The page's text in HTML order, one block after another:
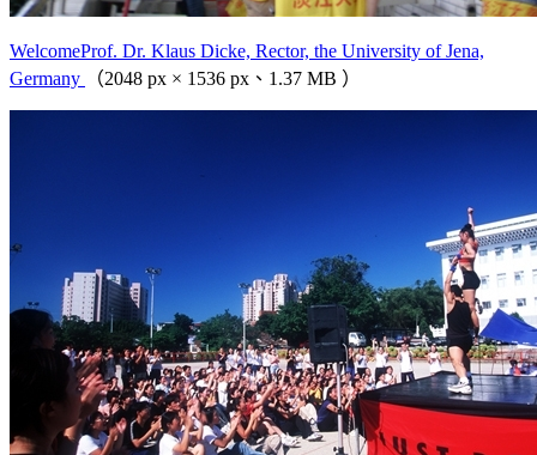
WelcomeProf. Dr. Klaus Dicke, Rector, the University of Jena,
Germany
（2048 px × 1536 px、1.37 MB ）